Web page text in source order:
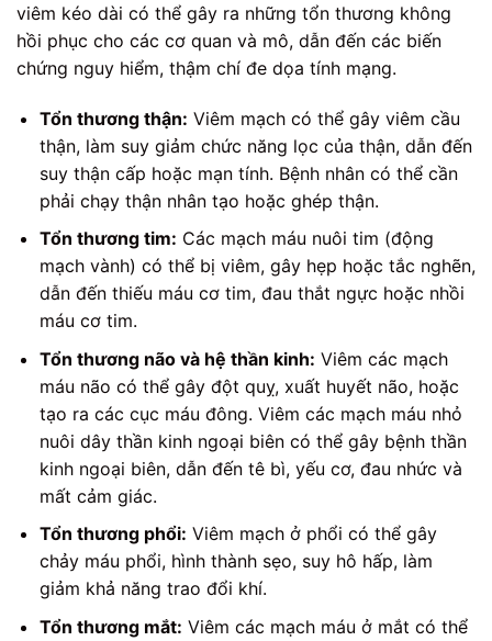
viêm kéo dài có thể gây ra những tổn thương không
hồi phục cho các cơ quan và mô, dẫn đến các biến
chứng nguy hiểm, thậm chí đe dọa tính mạng.
Tổn thương thận: Viêm mạch có thể gây viêm cầu
thận, làm suy giảm chức năng lọc của thận, dẫn đến
suy thận cấp hoặc mạn tính. Bệnh nhân có thể cần
phải chạy thận nhân tạo hoặc ghép thận.
Tổn thương tim: Các mạch máu nuôi tim (động
mạch vành) có thể bị viêm, gây hẹp hoặc tắc nghẽn,
dẫn đến thiếu máu cơ tim, đau thắt ngực hoặc nhồi
máu cơ tim.
Tổn thương não và hệ thần kinh: Viêm các mạch
máu não có thể gây đột quỵ, xuất huyết não, hoặc
tạo ra các cục máu đông. Viêm các mạch máu nhỏ
nuôi dây thần kinh ngoại biên có thể gây bệnh thần
kinh ngoại biên, dẫn đến tê bì, yếu cơ, đau nhức và
mất cảm giác.
Tổn thương phổi: Viêm mạch ở phổi có thể gây
chảy máu phổi, hình thành sẹo, suy hô hấp, làm
giảm khả năng trao đổi khí.
Tổn thương mắt: Viêm các mạch máu ở mắt có thể